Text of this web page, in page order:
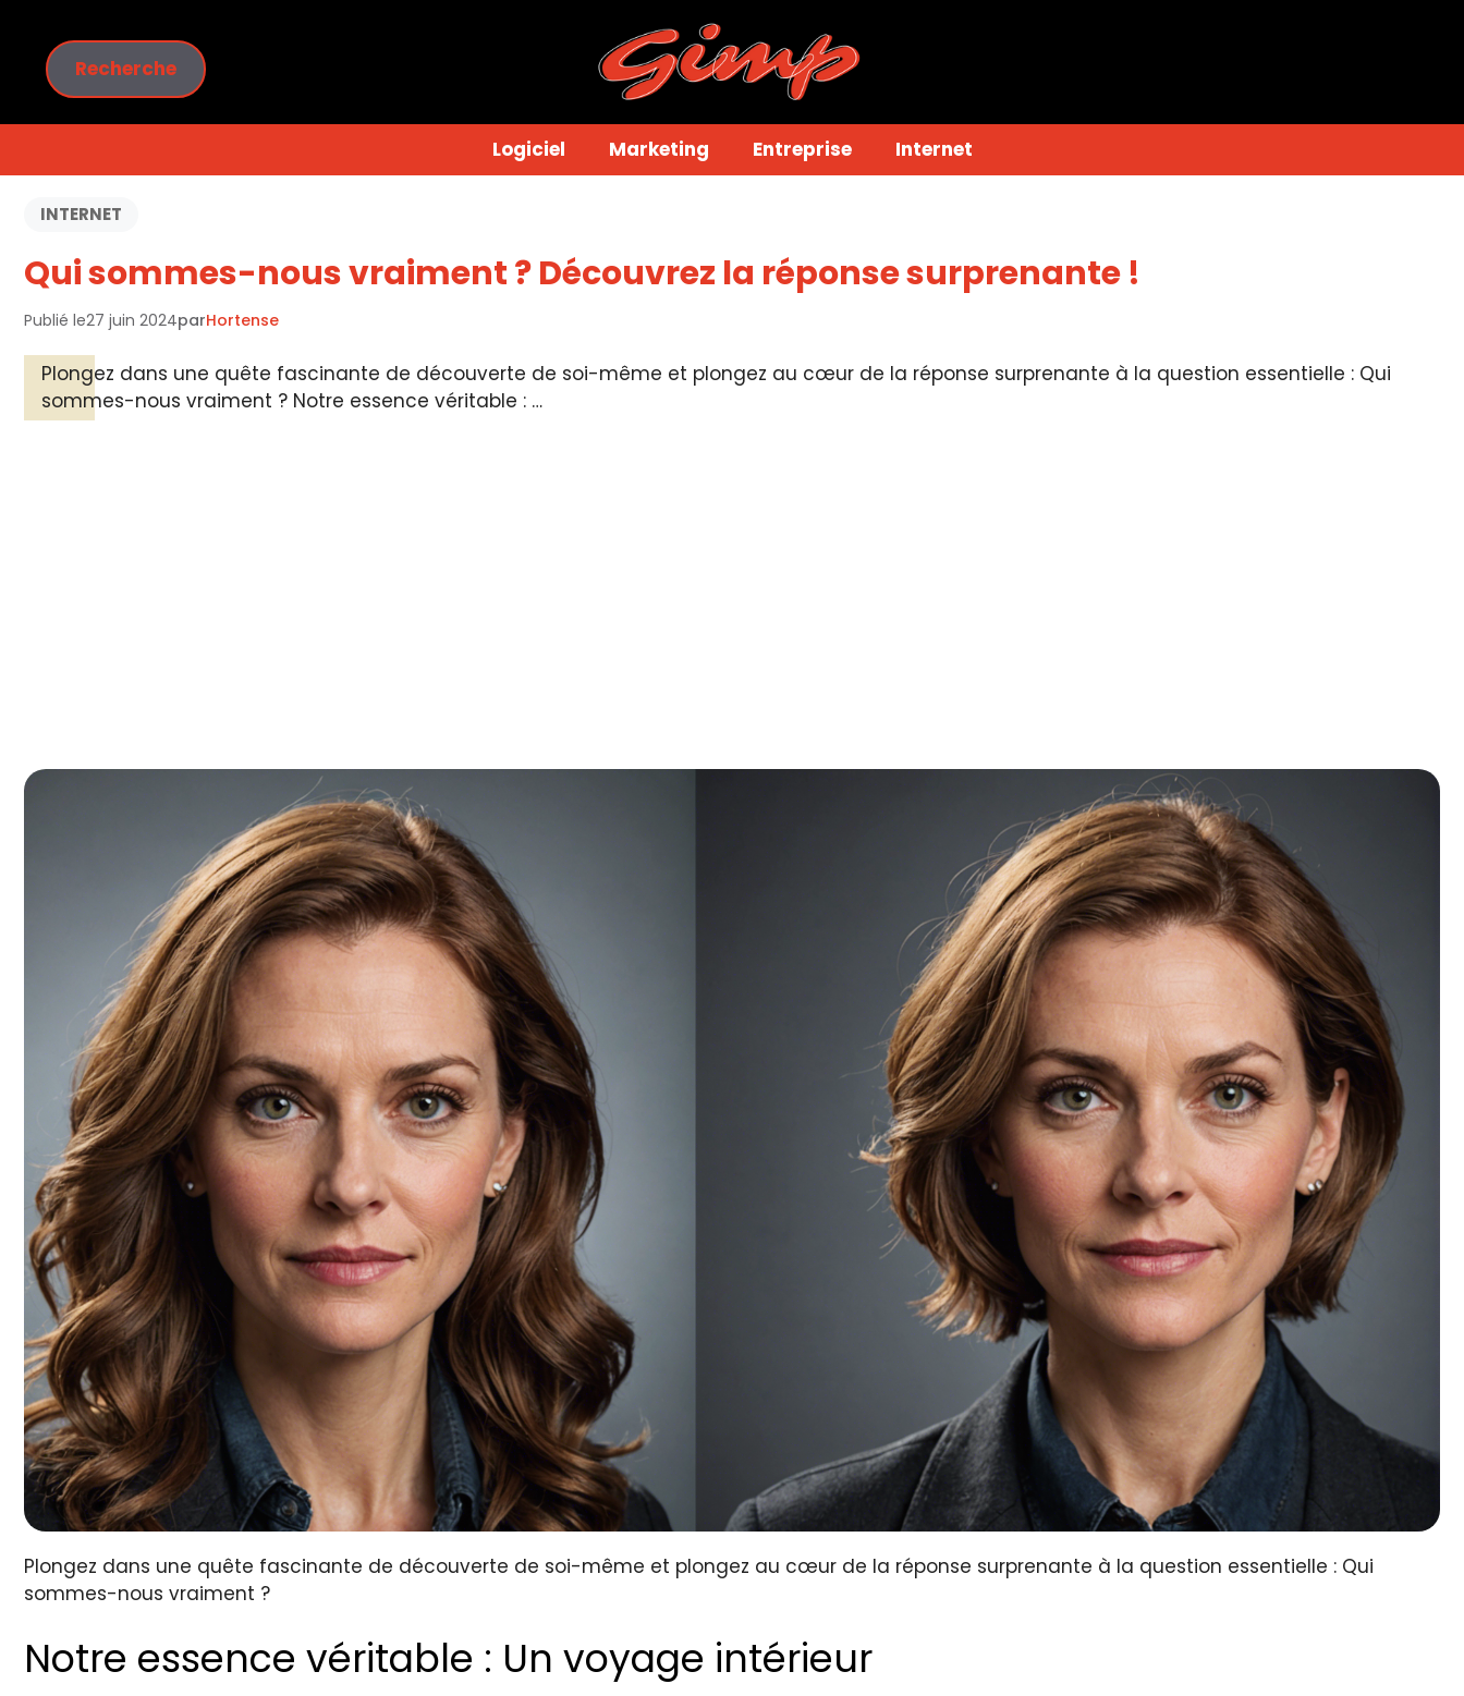
contenu
Rechercher
Recherche
Logiciel Marketing Entreprise Internet
INTERNET
Qui sommes-nous vraiment ? Découvrez la réponse surprenante !
Publié le27 juin 2024parHortense
Plongez dans une quête fascinante de découverte de soi-même et plongez au cœur de la réponse surprenante à la question essentielle : Qui
sommes-nous vraiment ? Notre essence véritable : …
Plongez dans une quête fascinante de découverte de soi-même et plongez au cœur de la réponse surprenante à la question essentielle : Qui
sommes-nous vraiment ?
Notre essence véritable : Un voyage intérieur